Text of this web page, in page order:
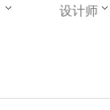
设计师